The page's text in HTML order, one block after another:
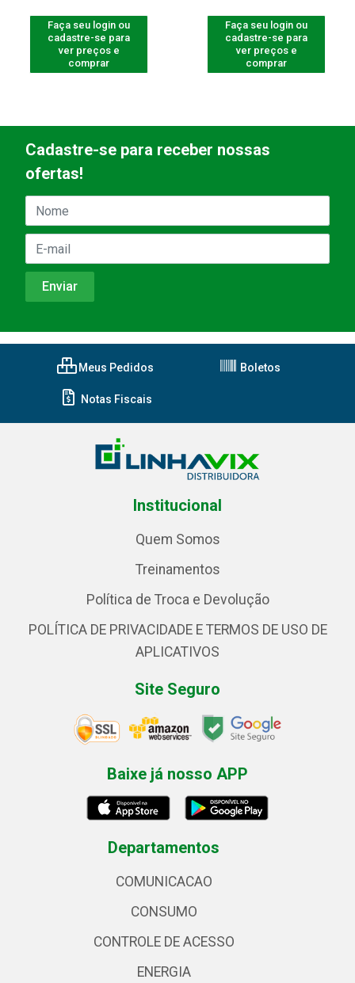
Faça seu login ou
cadastre-se para
ver preços e
comprar
Faça seu login ou
cadastre-se para
ver preços e
comprar
Cadastre-se para receber nossas
ofertas!
Meus Pedidos Boletos
Notas Fiscais
Institucional
Quem Somos
Treinamentos
Política de Troca e Devolução
POLÍTICA DE PRIVACIDADE E TERMOS DE USO DE
APLICATIVOS
Site Seguro
Baixe já nosso APP
Departamentos
COMUNICACAO
CONSUMO
CONTROLE DE ACESSO
ENERGIA